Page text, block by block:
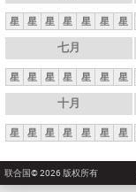
星 星 星 星 星 星 星
七月
星 星 星 星 星 星 星
十月
星 星 星 星 星 星 星
联合国© 2026 版权所有